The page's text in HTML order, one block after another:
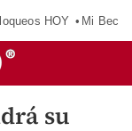
HOY Mi Beca
su